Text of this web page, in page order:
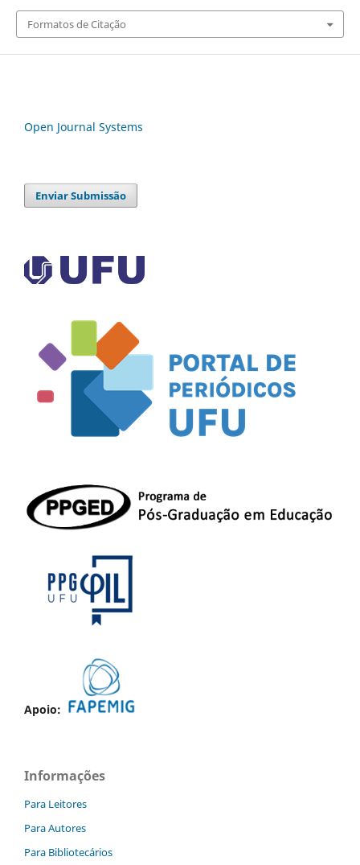
Formatos de Citação
Open Journal Systems
Enviar Submissão
Apoio:
Informações
Para Leitores
Para Autores
Para Bibliotecários